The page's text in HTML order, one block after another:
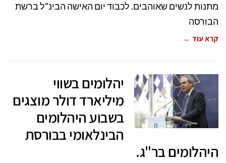
מתנות לנשים שאוהבים. לכבוד יום האישה הבינ"ל ברשת
הבורסה
קרא עוד ←
יהלומים בשווי
מיליארד דולר מוצגים
בשבוע היהלומים
הבינלאומי בבורסת
היהלומים בר"ג.